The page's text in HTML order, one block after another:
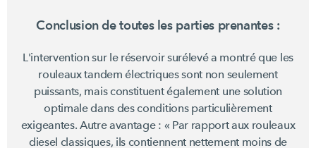
Conclusion de toutes les parties prenantes :
L'intervention sur le réservoir surélevé a montré que les
rouleaux tandem électriques sont non seulement
puissants, mais constituent également une solution
optimale dans des conditions particulièrement
exigeantes. Autreavantage : « Parrapport aux rouleaux
diesel classiques, ils contiennent nettement moins de